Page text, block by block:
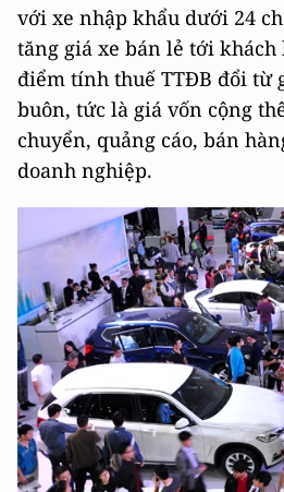
với xe nhập khẩu dưới 24
tăng giá xe bán lẻ tới khách
điểm tính thuế TTĐB đổi từ
buôn, tức là giá vốn cộng
chuyển, quảng cáo, bán
doanh nghiệp.